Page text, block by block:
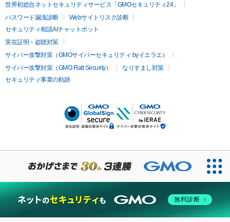
世界初総合ネットセキュリティサービス「GMOセキュリティ24」
パスワード漏洩診断
Webサイトリスク診断
セキュリティ相談AIチャットボット
実在証明・盗聴対策
サイバー攻撃対策（GMOサイバーセキュリティ byイエラエ）
サイバー攻撃対策（GMO Flatt Security）
なりすまし対策
セキュリティ事業の軌跡
無料診断